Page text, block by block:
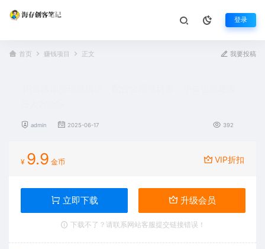
登录
首页 赚钱项目 正文 我要投稿
admin 2025-06-17 392
¥ 9.9 金币 VIP折扣
立即下载 升级会员
下载不了？请联系网站客服提交链接错误！